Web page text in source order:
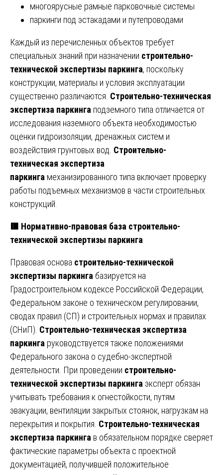
многоярусные рамные парковочные системы
паркинги под эстакадами и путепроводами
Каждый из перечисленных объектов требует
специальных знаний при назначении строительно-
технической экспертизы паркинга, поскольку
конструкции, материалы и условия эксплуатации
существенно различаются. Строительно-техническая
экспертиза паркинга подземного типа отличается от
исследования наземного объекта необходимостью
оценки гидроизоляции, дренажных систем и
воздействия грунтовых вод. Строительно-
техническая экспертиза
паркинга механизированного типа включает проверку
работы подъемных механизмов в части строительных
конструкций.
🟥 Нормативно-правовая база строительно-
технической экспертизы паркинга
Правовая основа строительно-технической
экспертизы паркинга базируется на
Градостроительном кодексе Российской Федерации,
Федеральном законе о техническом регулировании,
сводах правил (СП) и строительных нормах и правилах
(СНиП). Строительно-техническая экспертиза
паркинга руководствуется также положениями
Федерального закона о судебно-экспертной
деятельности. При проведении строительно-
технической экспертизы паркинга эксперт обязан
учитывать требования к огнестойкости, путям
эвакуации, вентиляции закрытых стоянок, нагрузкам на
перекрытия и покрытия. Строительно-техническая
экспертиза паркинга в обязательном порядке сверяет
фактические параметры объекта с проектной
документацией, получившей положительное